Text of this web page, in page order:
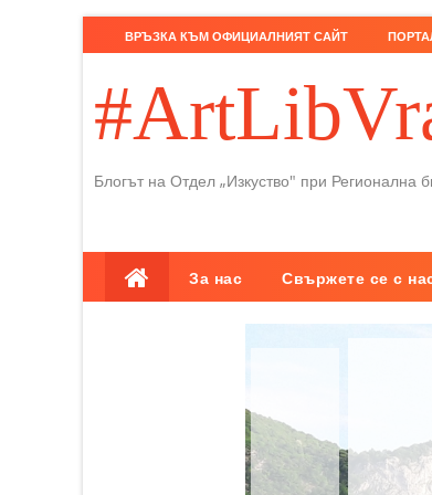
ВРЪЗКА КЪМ ОФИЦИАЛНИЯТ САЙТ
Блогът на Отдел „Изкуство" при Регионална
За нас Свържете се с